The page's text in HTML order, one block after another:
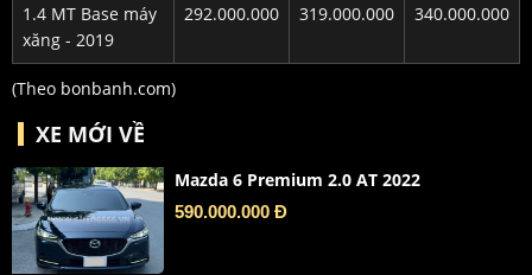
1.4 MT Base máy
xăng - 2019
292.000.000 319.000.000 340.000.000
(Theo bonbanh.com)
XE MỚI VỀ
Mazda 6 Premium 2.0 AT 2022
590.000.000 Đ